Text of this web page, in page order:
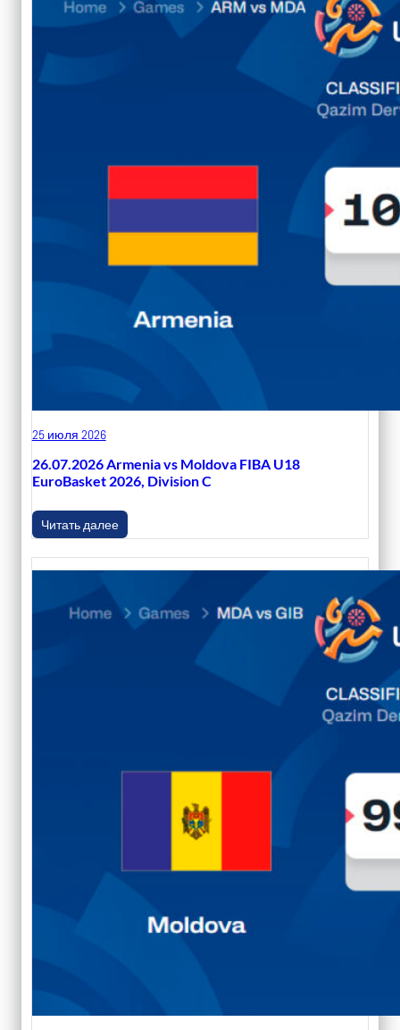
25 июля 2026
26.07.2026 Armenia vs Moldova FIBA U18
EuroBasket 2026, Division C
Читать далее